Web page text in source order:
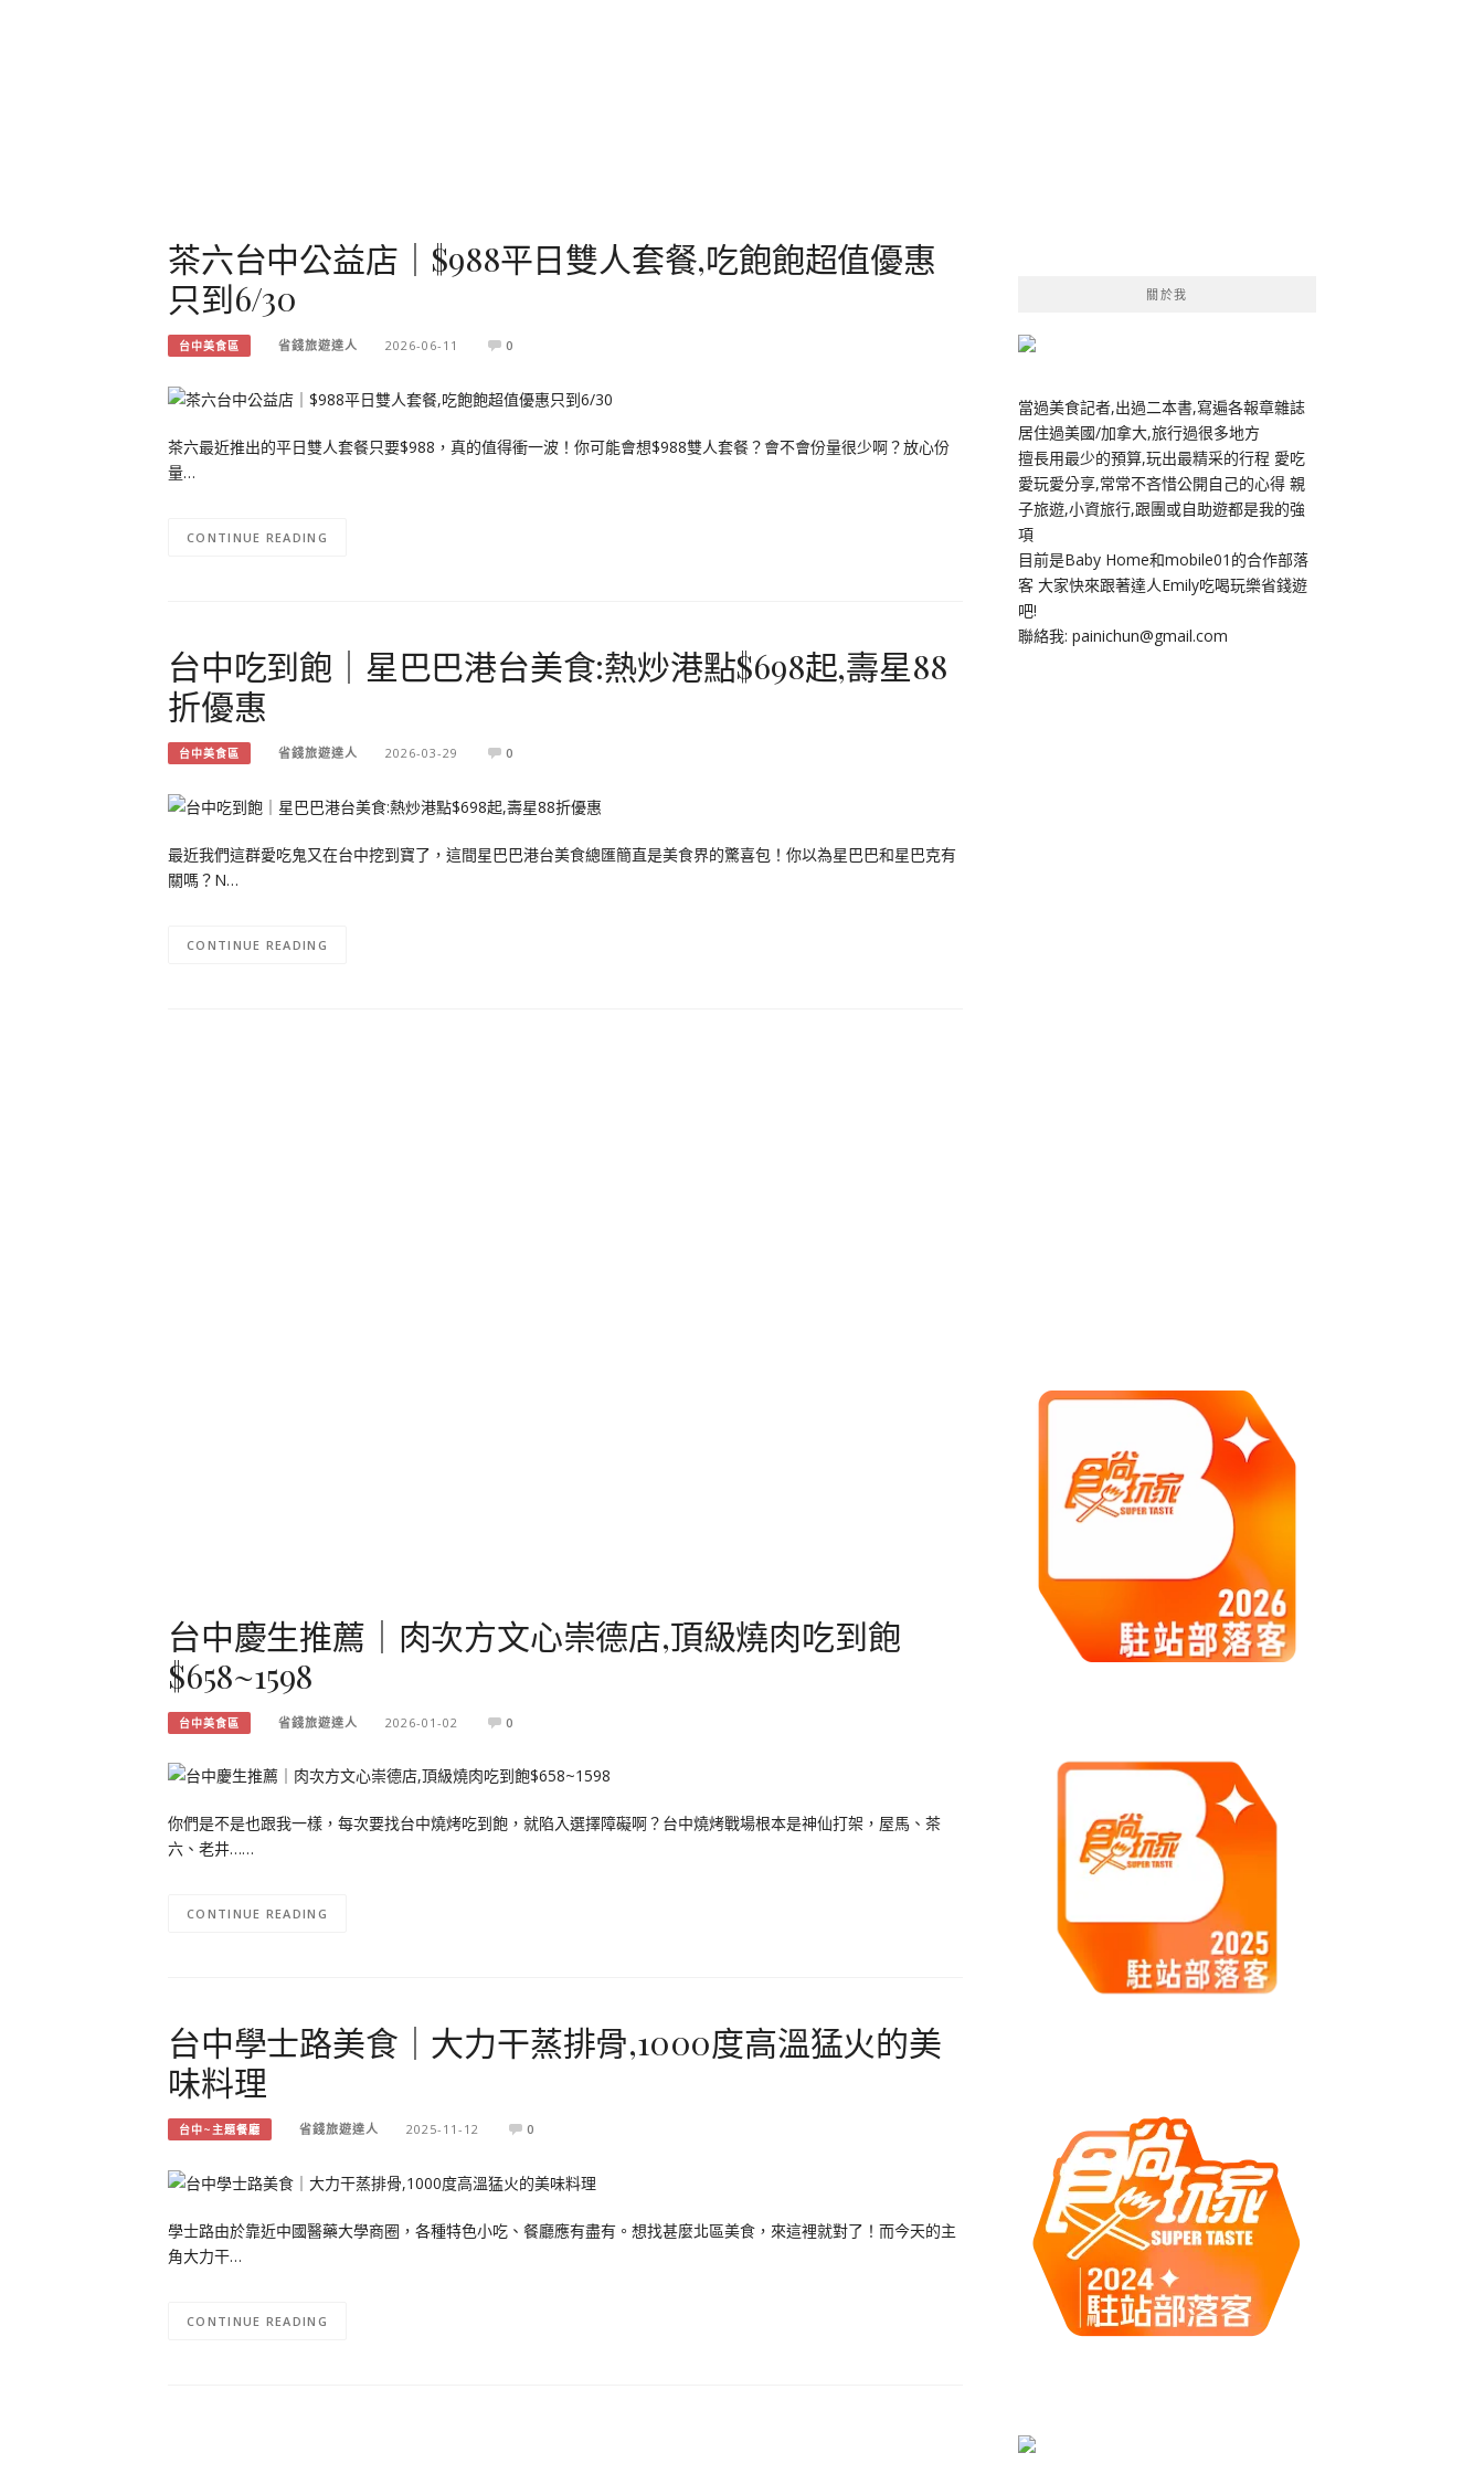
茶六台中公益店｜$988平日雙人套餐,吃飽飽超值優惠
只到6/30
台中美食區 省錢旅遊達人 2026-06-11 0
茶六最近推出的平日雙人套餐只要$988，真的值得衝一波！你可能會想$988雙人套餐？會不會份量很少啊？放心份
量…
CONTINUE READING
台中吃到飽｜星巴巴港台美食:熱炒港點$698起,壽星88
折優惠
台中美食區 省錢旅遊達人 2026-03-29 0
最近我們這群愛吃鬼又在台中挖到寶了，這間星巴巴港台美食總匯簡直是美食界的驚喜包！你以為星巴巴和星巴克有
關嗎？N…
CONTINUE READING
台中慶生推薦｜肉次方文心崇德店,頂級燒肉吃到飽
$658~1598
台中美食區 省錢旅遊達人 2026-01-02 0
你們是不是也跟我一樣，每次要找台中燒烤吃到飽，就陷入選擇障礙啊？台中燒烤戰場根本是神仙打架，屋馬、茶
六、老井……
CONTINUE READING
台中學士路美食｜大力干蒸排骨,1000度高溫猛火的美
味料理
台中~主題餐廳 省錢旅遊達人 2025-11-12 0
學士路由於靠近中國醫藥大學商圈，各種特色小吃、餐廳應有盡有。想找甚麼北區美食，來這裡就對了！而今天的主
角大力干…
CONTINUE READING
關於我
當過美食記者,出過二本書,寫遍各報章雜誌
居住過美國/加拿大,旅行過很多地方
擅長用最少的預算,玩出最精采的行程 愛吃
愛玩愛分享,常常不吝惜公開自己的心得 親
子旅遊,小資旅行,跟團或自助遊都是我的強
項
目前是Baby Home和mobile01的合作部落
客 大家快來跟著達人Emily吃喝玩樂省錢遊
吧!
聯絡我: painichun@gmail.com